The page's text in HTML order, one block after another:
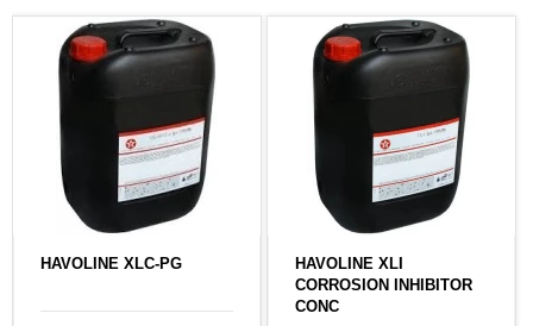
HAVOLINE XLC-PG
HAVOLINE XLI
CORROSION INHIBITOR
CONC